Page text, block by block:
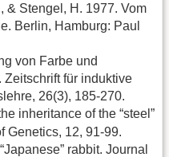
& Stengel, H. 1977. Vom
Berlin, Hamburg: Paul
von Farbe und
für induktive
26(3), 185-270.
inheritance of the “steel”
Genetics, 12, 91-99.
rabbit. Journal